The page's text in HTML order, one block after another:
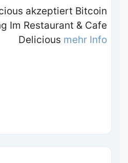
akzeptiert Bitcoin
Im Restaurant & Cafe
Delicious mehr Info